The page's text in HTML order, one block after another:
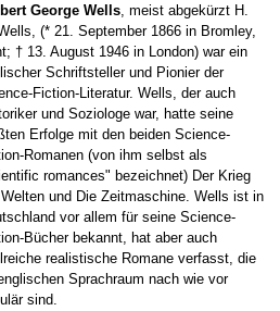
George Wells, meist abgekürzt H.
(* 21. September 1866 in Bromley,
† 13. August 1946 in London) war ein
Schriftsteller und Pionier der
Fiction-Literatur. Wells, der auch
und Soziologe war, hatte seine
Erfolge mit den beiden Science-
Romanen (von ihm selbst als
romances" bezeichnet) Der Krieg
und Die Zeitmaschine. Wells ist in
vor allem für seine Science-
Bücher bekannt, hat aber auch
realistische Romane verfasst, die
Sprachraum nach wie vor
sind.